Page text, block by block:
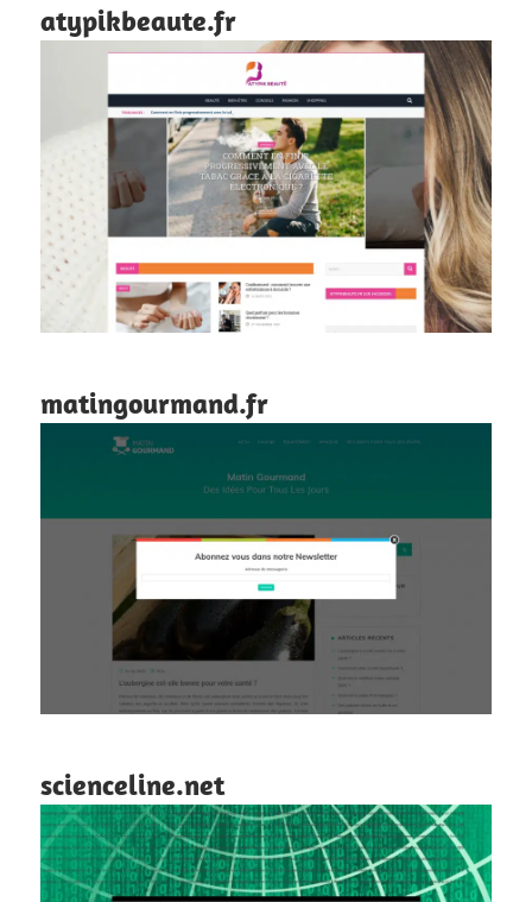
atypikbeaute.fr
matingourmand.fr
scienceline.net